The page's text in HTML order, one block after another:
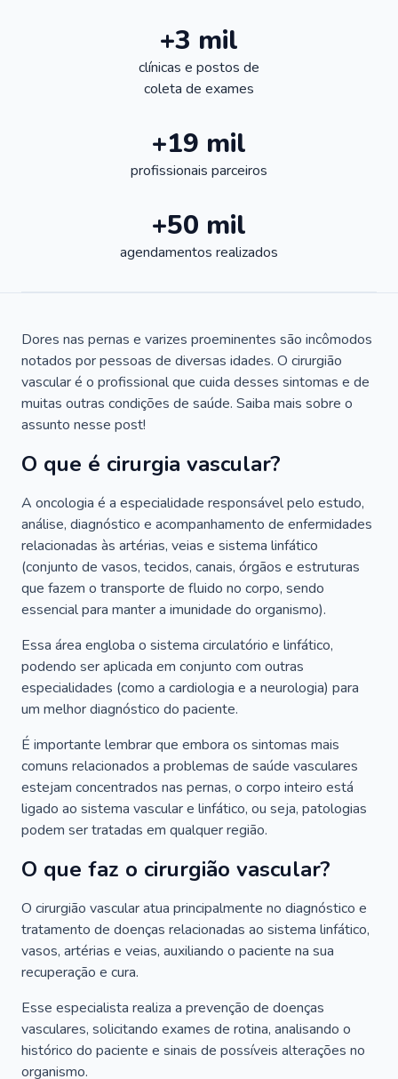
+3 mil
clínicas e postos de
coleta de exames
+19 mil
profissionais parceiros
+50 mil
agendamentos realizados
Dores nas pernas e varizes proeminentes são incômodos
notados por pessoas de diversas idades. O cirurgião
vascular é o profissional que cuida desses sintomas e de
muitas outras condições de saúde. Saiba mais sobre o
assunto nesse post!
O que é cirurgia vascular?
A oncologia é a especialidade responsável pelo estudo,
análise, diagnóstico e acompanhamento de enfermidades
relacionadas às artérias, veias e sistema linfático
(conjunto de vasos, tecidos, canais, órgãos e estruturas
que fazem o transporte de fluido no corpo, sendo
essencial para manter a imunidade do organismo).
Essa área engloba o sistema circulatório e linfático,
podendo ser aplicada em conjunto com outras
especialidades (como a cardiologia e a neurologia) para
um melhor diagnóstico do paciente.
É importante lembrar que embora os sintomas mais
comuns relacionados a problemas de saúde vasculares
estejam concentrados nas pernas, o corpo inteiro está
ligado ao sistema vascular e linfático, ou seja, patologias
podem ser tratadas em qualquer região.
O que faz o cirurgião vascular?
O cirurgião vascular atua principalmente no diagnóstico e
tratamento de doenças relacionadas ao sistema linfático,
vasos, artérias e veias, auxiliando o paciente na sua
recuperação e cura.
Esse especialista realiza a prevenção de doenças
vasculares, solicitando exames de rotina, analisando o
histórico do paciente e sinais de possíveis alterações no
organismo.